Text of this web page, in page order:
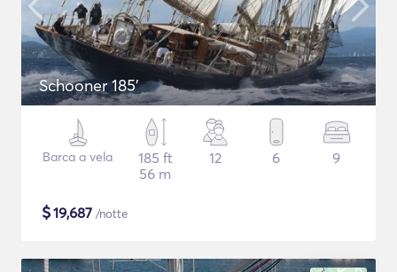
Schooner 185'
Barca a vela
185 ft
56 m
12 6 9
$19,687 /notte